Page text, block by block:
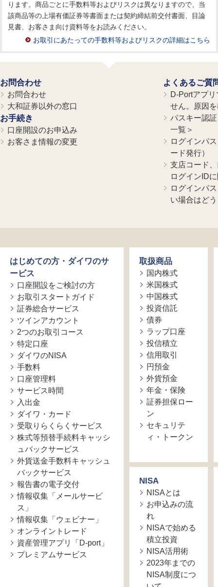
ります。商品ごとに手数料等およびリスクは異なりますので、当
該商品等の上場有価証券等書面または契約締結前交付書面、目論
見書、お客さま向け資料等をお読みください。
お取引にあたっての手数料等およびリスクの詳細はこちら
お問合わせ
お問合わせ
大和証券以外の窓口
お手続き
口座開設のお申込み
お客さま情報の変更
よくあるご質
D-Portアプ
せん。原因
パスキー認
一覧＞
ログインパ
ード発行）
支店コード
ログインID
ログインパ
い場合はど
はじめての方・ダイワのサ
ービス
口座開設をご検討の方
お取引スタートガイド
証券総合サービス
ツインアカウント
2つのお取引コース
特定口座
ダイワのNISA
手数料
口座管理料
サービス時間
入出金
ダイワ・カード
受取りらくらくサービス
株式等預替手続料キャッシ
ュバックサービス
外貨送金手数料キャッシュ
バックサービス
報告書の電子交付
情報収集「メールサービ
ス」
情報収集「ウェビナー」
オンライントレード
資産管理アプリ「D-port」
プレミアムサービス
取扱商品
国内株式
米国株式
中国株式
投資信託
債券
ラップ口座
投信積立
信用取引
円預金
外貨預金
年金・保険
証券担保ロー
ン
セキュリテ
ィ・トークン
NISA
NISAとは
お申込みの流
れ
NISAで始める
積立投資
NISA活用術
2023年までの
NISA制度につ